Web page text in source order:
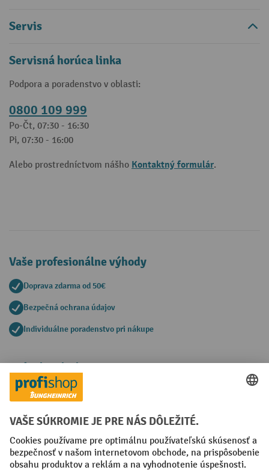
Servis
Servisná horúca linka
Podpora a poradenstvo v oblasti:
0800 109 999
Po-Čt, 07:30 - 16:30
Pi, 07:30 - 16:00
Alebo prostredníctvom nášho Kontaktný formulár.
Vaše profesionálne výhody
Doprava zdarma od 50€
Bezpečná ochrana údajov
Individuálne poradenstvo pri nákupe
Spôsoby platby
Creditcard (Master)Creditcard (Visa)
Faktúra Predplatba
Sociálne siete